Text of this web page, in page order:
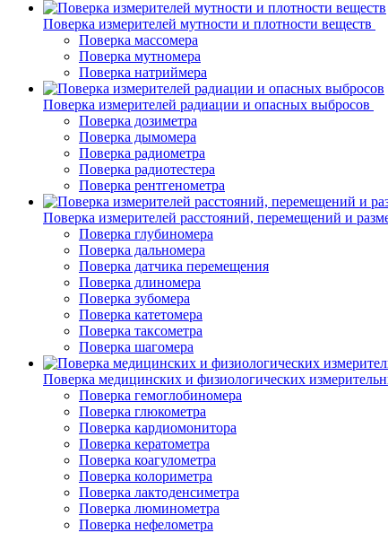
Поверка измерителей мутности и плотности веществ
Поверка массомера
Поверка мутномера
Поверка натриймера
Поверка измерителей радиации и опасных выбросов
Поверка дозиметра
Поверка дымомера
Поверка радиометра
Поверка радиотестера
Поверка рентгенометра
Поверка измерителей расстояний, перемещений и
Поверка глубиномера
Поверка дальномера
Поверка датчика перемещения
Поверка длиномера
Поверка зубомера
Поверка катетомера
Поверка таксометра
Поверка шагомера
Поверка медицинских и физиологических
Поверка гемоглобиномера
Поверка глюкометра
Поверка кардиомонитора
Поверка кератометра
Поверка коагулометра
Поверка колориметра
Поверка лактоденсиметра
Поверка люминометра
Поверка нефелометра